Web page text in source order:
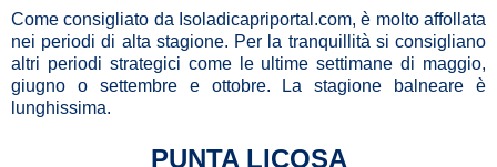
Come consigliato da Isoladicapriportal.com,è molto affollata
nei periodi di alta stagione. Per la tranquillità si consigliano
altri periodi strategici come le ultime settimane di maggio,
giugno o settembre e ottobre. La stagione balneare è
lunghissima.
PUNTA LICOSA